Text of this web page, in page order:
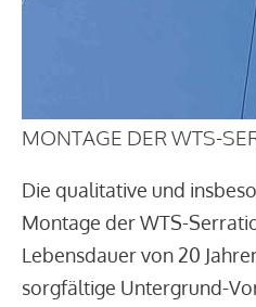
MONTAGE DER WTS-
Die qualitative und
Montage der WTS-
Lebensdauer von 20
sorgfältige Untergrund-